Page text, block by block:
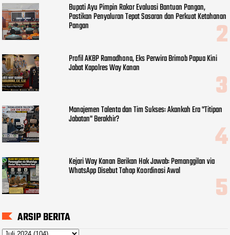
Bupati Ayu Pimpin Rakor Evaluasi Bantuan Pangan,
Pastikan Penyaluran Tepat Sasaran dan Perkuat Ketahanan
Pangan
Profil AKBP Ramadhona, Eks Perwira Brimob Papua Kini
Jabat Kapolres Way Kanan
Manajemen Talenta dan Tim Sukses: Akankah Era "Titipan
Jabatan" Berakhir?
Kejari Way Kanan Berikan Hak Jawab: Pemanggilan via
WhatsApp Disebut Tahap Koordinasi Awal
ARSIP BERITA